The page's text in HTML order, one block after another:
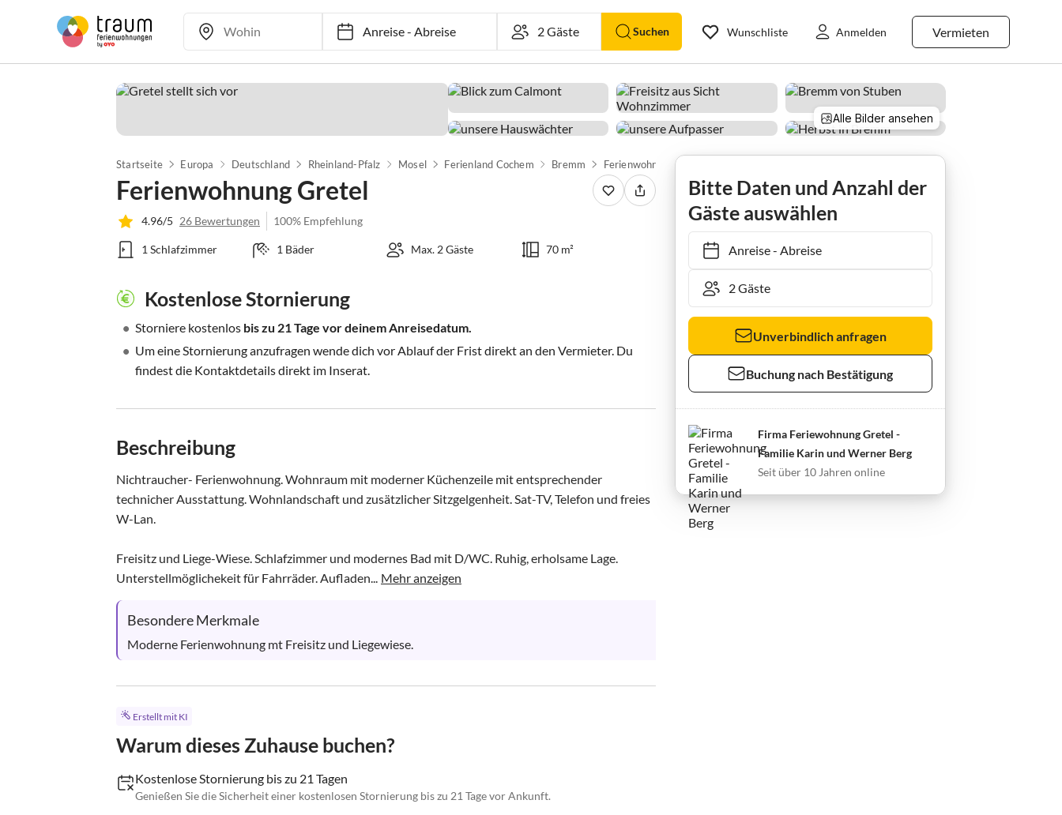
Anreise-Abreise Suchen Vermieten
Wunschliste Anmelden
Alle Bilder ansehen
Startseite Europa Deutschland Rheinland-Pfalz Mosel Ferienland Cochem Bremm Ferienwohnung Gretel
Ferienwohnung Gretel
4.96/5 26 Bewertungen 100% Empfehlung
1 Schlafzimmer 1 Bäder Max. 2 Gäste 70 m²
Kostenlose Stornierung
• Storniere kostenlos bis zu 21 Tage vor deinem Anreisedatum.
• Um eine Stornierung anzufragen wende dich vor Ablauf der Frist direkt an den Vermieter. Du
findest die Kontaktdetails direkt im Inserat.
Beschreibung
Nichtraucher- Ferienwohnung. Wohnraum mit moderner Küchenzeile mit entsprechender
technicher Ausstattung. Wohnlandschaft und zusätzlicher Sitzgelgenheit. Sat-TV, Telefon und freies
W-Lan.
Freisitz und Liege-Wiese. Schlafzimmer und modernes Bad mit D/WC. Ruhig, erholsame Lage.
Unterstellmöglichekeit für Fahrräder. Aufladen... Mehr anzeigen
Besondere Merkmale
Moderne Ferienwohnung mt Freisitz und Liegewiese.
Erstellt mit KI
Warum dieses Zuhause buchen?
Kostenlose Stornierung bis zu 21 Tagen
Genießen Sie die Sicherheit einer kostenlosen Stornierung bis zu 21 Tage vor Ankunft.
Bitte Daten und Anzahl der
Gäste auswählen
Anreise- Abreise
Unverbindlich anfragen
Buchung nach Bestätigung
Firma Feriewohnung Gretel -
Familie Karin und Werner Berg
Seit über 10 Jahren online